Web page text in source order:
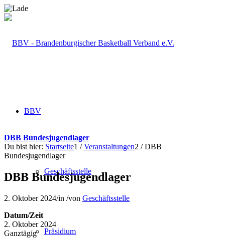
BBV
Geschäftsstelle
Präsidium
DBB Bundesjugendlager
Du bist hier: Startseite1 / Veranstaltungen2 / DBB
Bundesjugendlager
DBB Bundesjugendlager
2. Oktober 2024/in /von Geschäftsstelle
Datum/Zeit
2. Oktober 2024
Ganztägig